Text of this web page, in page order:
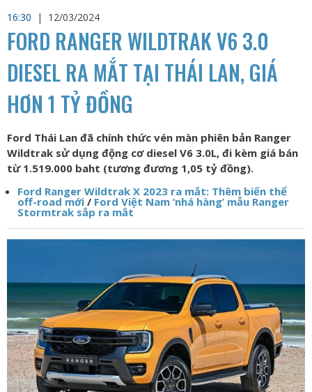
16:30
| 12/03/2024
FORD RANGER WILDTRAK V6 3.0
DIESEL RA MẮT TẠI THÁI LAN, GIÁ
HƠN 1 TỶ ĐỒNG
Ford Thái Lan đã chính thức vén màn phiên bản Ranger
Wildtrak sử dụng động cơ diesel V6 3.0L, đi kèm giá bán
từ 1.519.000 baht (tương đương 1,05 tỷ đồng).
Ford Ranger Wildtrak X 2023 ra mắt: Thêm biến thể
off-road mới / Ford Việt Nam ‘nhá hàng’ mẫu Ranger
Stormtrak sắp ra mắt